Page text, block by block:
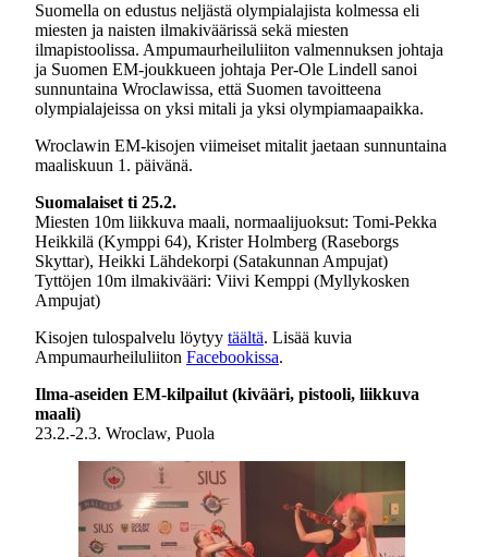
Suomella on edustus neljästä olympialajista kolmessa eli
miesten ja naisten ilmakiväärissä sekä miesten
ilmapistoolissa. Ampumaurheiluliiton valmennuksen johtaja
ja Suomen EM-joukkueen johtaja Per-Ole Lindell sanoi
sunnuntaina Wroclawissa, että Suomen tavoitteena
olympialajeissa on yksi mitali ja yksi olympiamaapaikka.
Wroclawin EM-kisojen viimeiset mitalit jaetaan sunnuntaina
maaliskuun 1. päivänä.
Suomalaiset ti 25.2.
Miesten 10m liikkuva maali, normaalijuoksut: Tomi-Pekka
Heikkilä (Kymppi 64), Krister Holmberg (Raseborgs
Skyttar), Heikki Lähdekorpi (Satakunnan Ampujat)
Tyttöjen 10m ilmakivääri: Viivi Kemppi (Myllykosken
Ampujat)
Kisojen tulospalvelu löytyy täältä. Lisää kuvia
Ampumaurheiluliiton Facebookissa.
Ilma-aseiden EM-kilpailut (kivääri, pistooli, liikkuva
maali)
23.2.-2.3. Wroclaw, Puola